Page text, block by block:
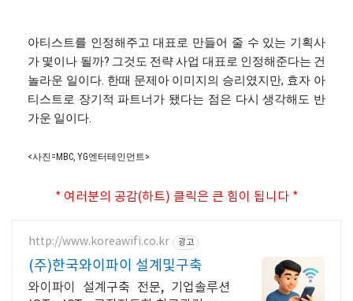
아티스트를 인정해주고 대표로 만들어 줄 수 있는 기획사
가 몇이나 될까? 그것도 전략 사업 대표로 인정해준다는 건
놀라운 일이다. 한때 문제아 이미지의 승리였지만, 효자 아
티스트로 장기적 파트너가 됐다는 점은 다시 생각해도 반
가운 일이다.
<사진=MBC, YG엔터테인먼트>
* 여러분의 공감(하트) 클릭은 큰 힘이 됩니다 *
http://www.koreawifi.co.kr 광고
(주)한국와이파이 설계및구축
와이파이 설계구축 전문, 기업솔루션